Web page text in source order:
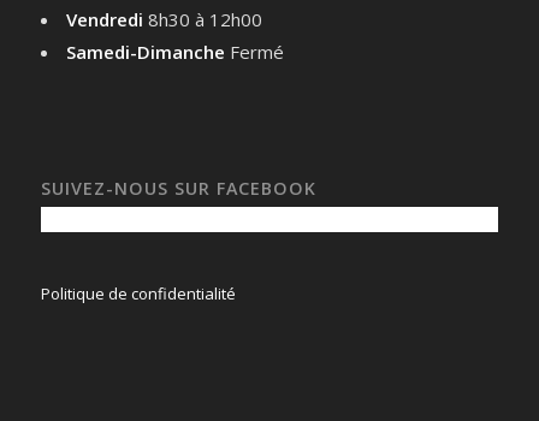
Vendredi 8h30 à 12h00
Samedi-Dimanche Fermé
SUIVEZ-NOUS SUR FACEBOOK
Politique de confidentialité